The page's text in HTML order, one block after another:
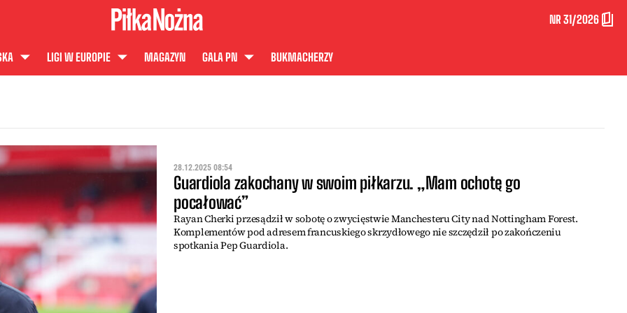
NR 31/2026
LIGI W EUROPIE MAGAZYN GALA PN BUKMACHERZY
28.12.2025 08:54
Guardiola zakochany w swoim piłkarzu. „Mam ochotę go
pocałować”
Rayan Cherki przesądził w sobotę o zwycięstwie Manchesteru City nad Nottingham Forest.
Komplementów pod adresem francuskiego skrzydłowego nie szczędził po zakończeniu
spotkania Pep Guardiola.